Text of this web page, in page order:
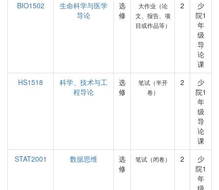
BIO1502
生命科学与医学
导论
选
修
大作业（论
文、报告、项
目或作品等）
2
少
院1
年
级
导
论
课
HS1518
科学、技术与工
程导论
选
修
笔试（半开
卷）
2
少
院1
年
级
导
论
课
STAT2001
数据思维
选
修
笔试（闭卷） 2
少
院1
年
级